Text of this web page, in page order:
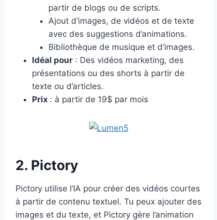
partir de blogs ou de scripts.
Ajout d’images, de vidéos et de texte
avec des suggestions d’animations.
Bibliothèque de musique et d’images.
Idéal pour : Des vidéos marketing, des
présentations ou des shorts à partir de
texte ou d’articles.
Prix : à partir de 19$ par mois
2. Pictory
Pictory utilise l’IA pour créer des vidéos courtes
à partir de contenu textuel. Tu peux ajouter des
images et du texte, et Pictory gère l’animation